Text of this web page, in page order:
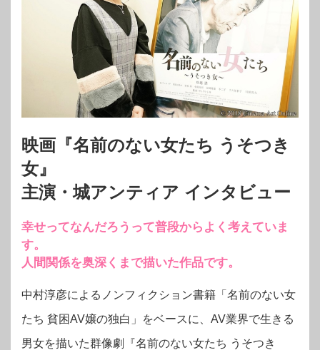
映画『名前のない女たち うそつき
女』
主演・城アンティア インタビュー
幸せってなんだろうって普段からよく考えていま
す。
人間関係を奥深くまで描いた作品です。
中村淳彦によるノンフィクション書籍「名前のない女
たち 貧困AV嬢の独白」をベースに、AV業界で生きる
男女を描いた群像劇『名前のない女たち うそつき